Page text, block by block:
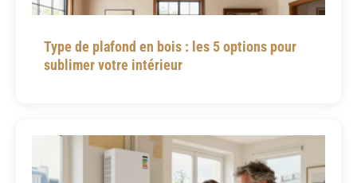
Type de plafond en bois : les 5 options pour
sublimer votre intérieur